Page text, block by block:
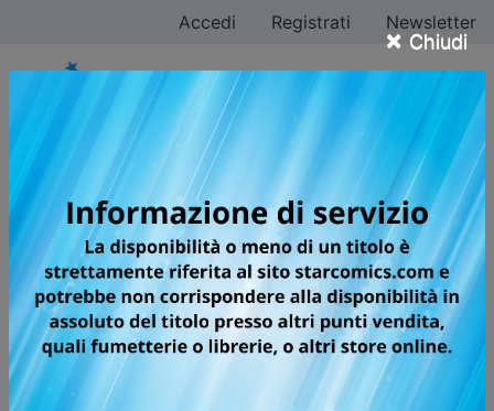
× Chiudi
Accedi Registrati Newsletter
Registrati
Cognome*
Nome*